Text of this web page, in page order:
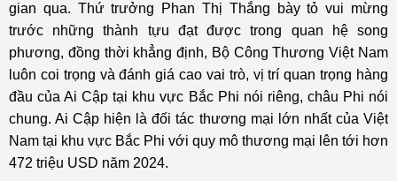
gian qua. Thứ trưởng Phan Thị Thắng bày tỏ vui mừng
trước những thành tựu đạt được trong quan hệ song
phương, đồng thời khẳng định, Bộ Công Thương Việt Nam
luôn coi trọng và đánh giá cao vai trò, vị trí quan trọng hàng
đầu của Ai Cập tại khu vực Bắc Phi nói riêng, châu Phi nói
chung. Ai Cập hiện là đối tác thương mại lớn nhất của Việt
Nam tại khu vực Bắc Phi với quy mô thương mại lên tới hơn
472 triệu USD năm 2024.